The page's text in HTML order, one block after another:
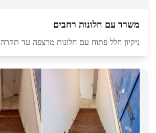
משרד עם חלונות רחבים
ניקיון חלל פתוח עם חלונות מרצפה עד תקרה